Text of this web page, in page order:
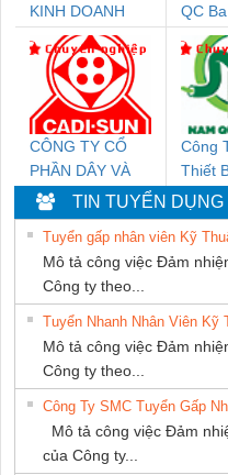
KINH DOANH
DỊCH VỤ XNK
PHƯƠNG NAM
QC
CÔNG TY CỔ
PHẦN DÂY VÀ
CÁP ĐIỆN
THƯỢNG ĐÌNH
Công
Thiết
Nam
TIN TUYỂN DỤNG
Tuyển gấp nhân viên Kỹ
Mô tả công việc Đảm
Công ty theo...
Tuyển Nhanh Nhân Viên Kỹ
Mô tả công việc Đảm
Công ty theo...
Công Ty SMC Tuyển Gấp
Mô tả công việc Đảm
của Công ty...